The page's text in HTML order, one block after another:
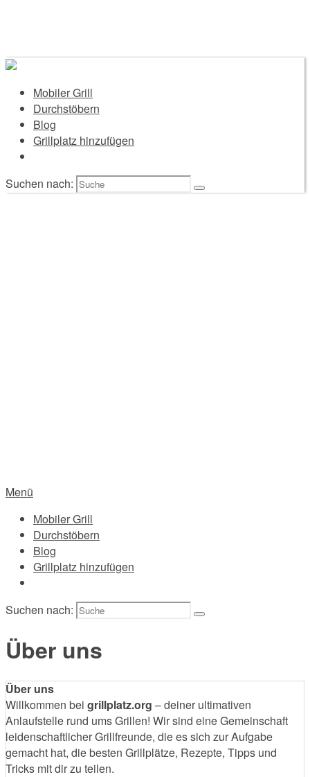
Mobiler Grill
Durchstöbern
Blog
Grillplatz hinzufügen
Suchen nach:
Menü
Mobiler Grill
Durchstöbern
Blog
Grillplatz hinzufügen
Suchen nach:
Über uns
Über uns
Willkommen bei grillplatz.org – deiner ultimativen
Anlaufstelle rund ums Grillen! Wir sind eine Gemeinschaft
leidenschaftlicher Grillfreunde, die es sich zur Aufgabe
gemacht hat, die besten Grillplätze, Rezepte, Tipps und
Tricks mit dir zu teilen.